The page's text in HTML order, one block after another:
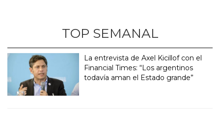
TOP SEMANAL
La entrevista de Axel Kicillof con el
Financial Times: “Los argentinos
todavía aman el Estado grande”